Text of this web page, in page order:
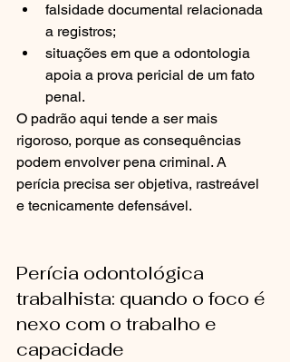
falsidade documental relacionada
a registros;
situações em que a odontologia
apoia a prova pericial de um fato
penal.
O padrão aqui tende a ser mais
rigoroso, porque as consequências
podem envolver pena criminal. A
perícia precisa ser objetiva, rastreável
e tecnicamente defensável.
Perícia odontológica
trabalhista: quando o foco é
nexo com o trabalho e
capacidade